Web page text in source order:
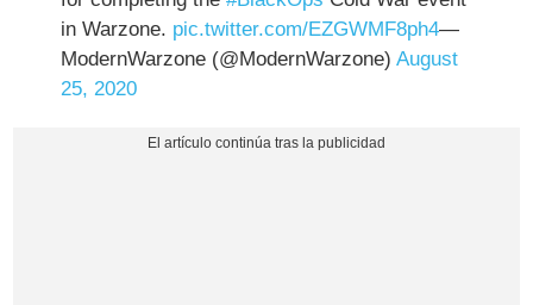
in Warzone. pic.twitter.com/EZGWMF8ph4—
ModernWarzone (@ModernWarzone)August
25, 2020